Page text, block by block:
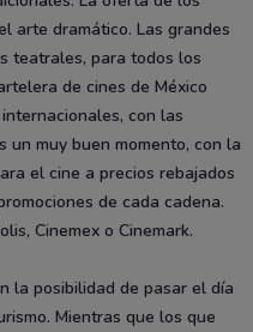
arte dramático. Las grandes
teatrales, para todos los
de cines de México
con las
muy buen momento, con la
el cine a precios rebajados
de cada cadena.
Cinemex o Cinemark.
la posibilidad de pasar el día
Mientras que los que